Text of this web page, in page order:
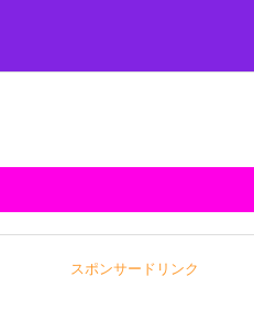
スポンサードリンク